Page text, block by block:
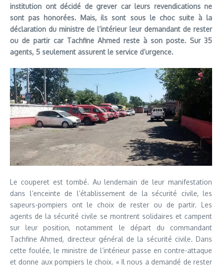
institution ont décidé de grever car leurs revendications ne
sont pas honorées. Mais, ils sont sous le choc suite à la
déclaration du ministre de l’intérieur leur demandant de rester
ou de partir car Tachfine Ahmed reste à son poste. Sur 35
agents, 5 seulement assurent le service d’urgence.
Le couperet est tombé. Au lendemain de leur manifestation
dans l’enceinte de l’établissement de la sécurité civile, les
sapeurs-pompiers ont le choix de rester ou de partir. Les
agents de la sécurité civile se montrent solidaires et campent
sur leur position, notamment le départ du commandant
Tachfine Ahmed, directeur général de la sécurité civile. Dans
cette foulée, le ministre de l’intérieur passe en contre-attaque
et donne aux pompiers le choix. « Il nous a demandé de rester